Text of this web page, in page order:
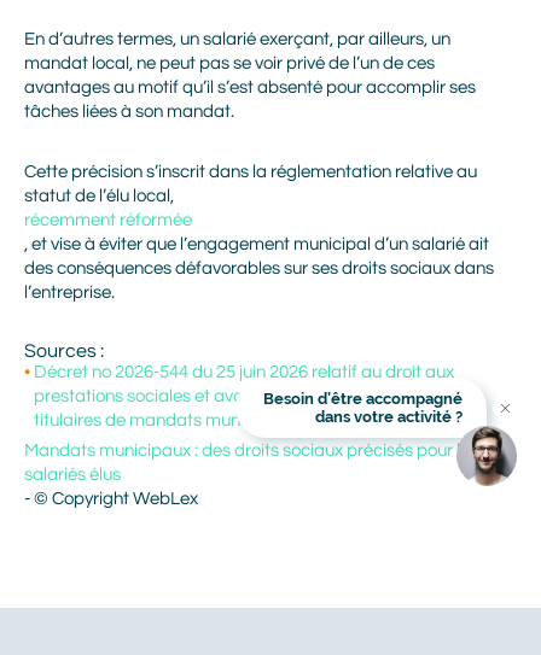
En d’autres termes, un salarié exerçant, par ailleurs, un
mandat local, ne peut pas se voir privé de l’un de ces
avantages au motif qu’il s’est absenté pour accomplir ses
tâches liées à son mandat.
Cette précision s’inscrit dans la réglementation relative au
statut de l’élu local,
récemment réformée
, et vise à éviter que l’engagement municipal d’un salarié ait
des conséquences défavorables sur ses droits sociaux dans
l’entreprise.
Sources :
Décret no 2026-544 du 25 juin 2026 relatif au droit aux
prestations sociales et avantages sociaux des salariés
titulaires de mandats municipaux
Mandats municipaux : des droits sociaux précisés pour les
salariés élus
- © Copyright WebLex
Image
Image
Titre
Besoin d’être accompagné
dans votre activité ?
Nom
En cliquant sur Valider, vous avez lu et accepté la Politique
de protection des données personnelles Alliance Mozaik. Je
communique mes coordonnées afin que Alliance Mozaik
m'informe des produits et services de Alliance Mozaik qui
peuvent me correspondre. Je sais que je peux demander à
Alliance Mozaik de cesser toute communication avec moi à
tout moment. J'accepte de recevoir des messages